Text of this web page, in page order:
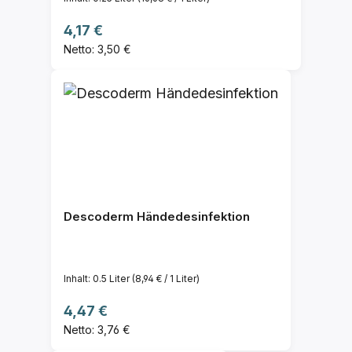
Regulärer Preis:
4,17 €
Netto: 3,50 €
Descoderm Händedesinfektion
Inhalt: 0.5 Liter(8,94 € / 1 Liter)
Regulärer Preis:
4,47 €
Netto: 3,76 €